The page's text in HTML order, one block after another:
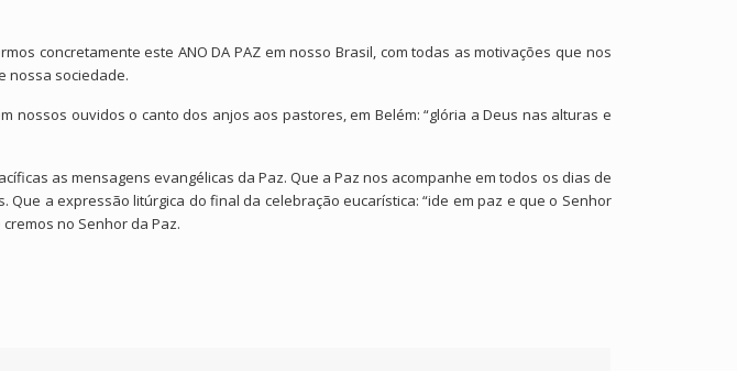
concretamente este ANO DA PAZ em nosso Brasil, com todas as motivações que nos
nossa sociedade.
nossos ouvidos o canto dos anjos aos pastores, em Belém: “glória a Deus nas alturas e
as mensagens evangélicas da Paz. Que a Paz nos acompanhe em todos os dias de
a expressão litúrgica do final da celebração eucarística: “ide em paz e que o Senhor
no Senhor da Paz.